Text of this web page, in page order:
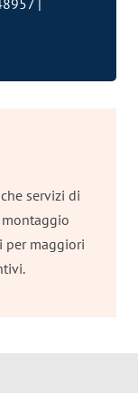
servizi di
montaggio
per maggiori